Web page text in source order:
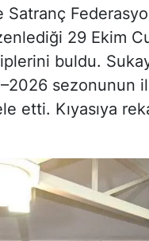
Satranç
29 Ekim
buldu.
sezonunun
etti. Kıyasıya